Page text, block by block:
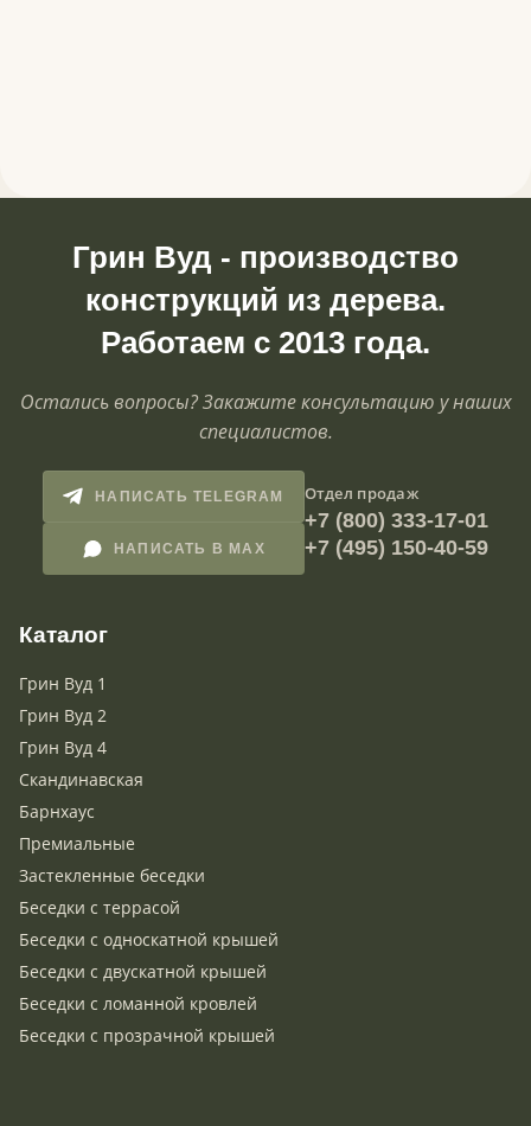
Грин Вуд - производство
конструкций из дерева.
Работаем с 2013 года.
Остались вопросы? Закажите консультацию у наших
специалистов.
НАПИСАТЬ TELEGRAM
НАПИСАТЬ В MAX
Отдел продаж
+7 (800) 333-17-01
+7 (495) 150-40-59
Каталог
Грин Вуд 1
Грин Вуд 2
Грин Вуд 4
Скандинавская
Барнхаус
Премиальные
Застекленные беседки
Беседки с террасой
Беседки с односкатной крышей
Беседки с двускатной крышей
Беседки с ломанной кровлей
Беседки с прозрачной крышей